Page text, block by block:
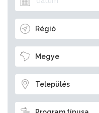
Régió
Megye
Település